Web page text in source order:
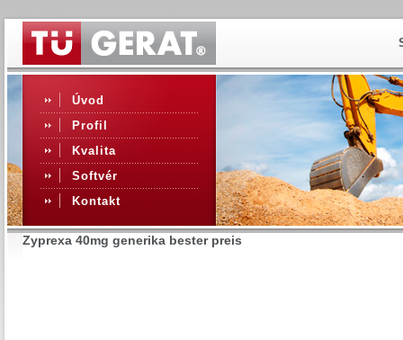
Úvod
Profil
Kvalita
Softvér
Kontakt
Zyprexa 40mg generika bester preis